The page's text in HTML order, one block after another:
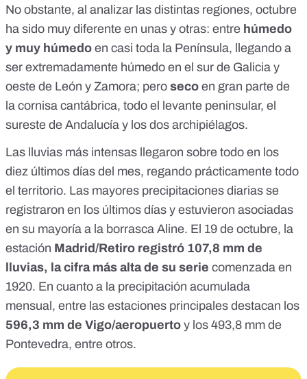
No obstante, al analizar las distintas regiones, octubre
ha sido muy diferente en unas y otras: entre húmedo
y muy húmedo en casi toda la Península, llegando a
ser extremadamente húmedo en el sur de Galicia y
oeste de León y Zamora; pero seco en gran parte de
la cornisa cantábrica, todo el levante peninsular, el
sureste de Andalucía y los dos archipiélagos.
Las lluvias más intensas llegaron sobre todo en los
diez últimos días del mes, regando prácticamente todo
el territorio. Las mayores precipitaciones diarias se
registraron en los últimos días y estuvieron asociadas
en su mayoría a la borrasca Aline. El 19 de octubre, la
estación Madrid/Retiro registró 107,8 mm de
lluvias, la cifra más alta de su serie comenzada en
1920. En cuanto a la precipitación acumulada
mensual, entre las estaciones principales destacan los
596,3 mm de Vigo/aeropuerto y los 493,8 mm de
Pontevedra, entre otros.